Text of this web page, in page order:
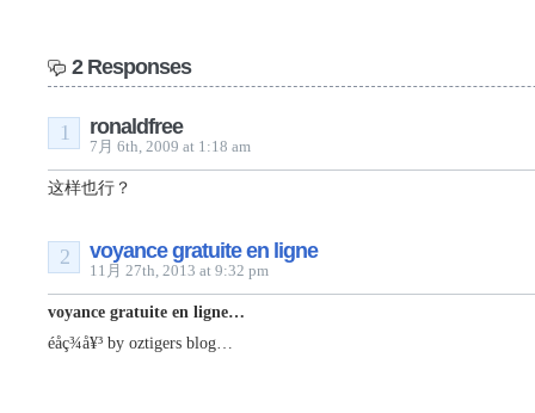
2 Responses
ronaldfree
7月 6th, 2009 at 1:18 am
1
这样也行？
voyance gratuite en ligne
11月 27th, 2013 at 9:32 pm
2
voyance gratuite en ligne…
éåç¾å¥³ by oztigers blog…